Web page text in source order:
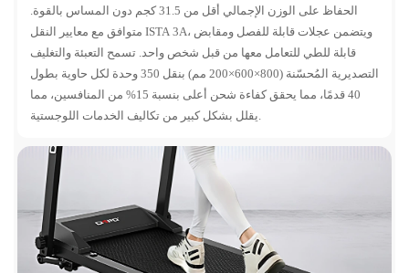
الحفاظ على الوزن الإجمالي أقل من 31.5 كجم دون المساس بالقوة.
متوافق مع معايير النقل ISTA 3A، ويتضمن عجلات قابلة للفصل ومقابض
قابلة للطي للتعامل معها من قبل شخص واحد. تسمح التعبئة والتغليف
التصديرية المُحسّنة (800×600×200 مم) بنقل 350 وحدة لكل حاوية بطول
40 قدمًا، مما يحقق كفاءة شحن أعلى بنسبة 15% من المنافسين، مما